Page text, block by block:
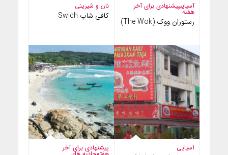
نان و شیرینی
کافی شاپ Swich
آسیاییپیشنهادی برای آخر
هفته
رستوران ووک (The Wok)
پیشنهادی برای آخر آسیایی